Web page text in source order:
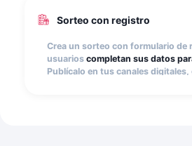
Sorteo con registro
Crea un sorteo con formulario de
usuarios completan sus datos
Publícalo en tus canales